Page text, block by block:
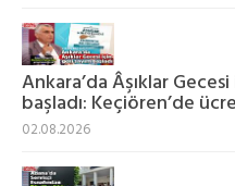
Ankara’da Âşıklar
başladı: Keçiören’de
02.08.2026